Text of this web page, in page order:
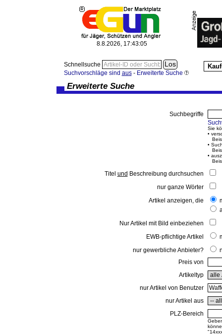
8.8.2026, 17:43:05
Schnellsuche
Suchvorschläge sind aus- Erweiterte Suche
Erweiterte Suche
Suchbegriffe
Sie
•
•
•
Titel und Beschreibung durchsuchen
nur ganze Wörter
Artikel anzeigen, die
Nur Artikel mit Bild einbeziehen
EWB-pflichtige Artikel
nur gewerbliche Anbieter?
Preis von
Artikeltyp
nur Artikel von Benutzer
nur Artikel aus
PLZ-Bereich